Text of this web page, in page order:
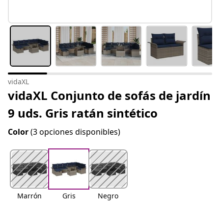
vidaXL
vidaXL Conjunto de sofás de jardín
9 uds. Gris ratán sintético
Color(3 opciones disponibles)
Marrón Gris Negro